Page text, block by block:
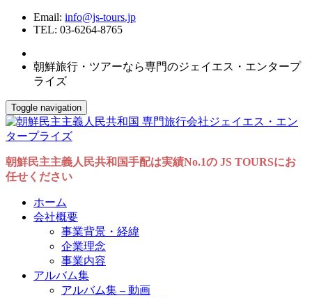
Email: info@js-tours.jp
TEL: 03-6264-8765
朝鮮旅行・ツアーなら専門のジェイエス・エンタープ
ライズ
Toggle navigation
朝鮮民主主義人民共和国手配は実績No.1の JS TOURSにお
任せください
ホーム
会社概要
事業背景・経緯
企業理念
事業内容
アルバム集
アルバム集 – 動画